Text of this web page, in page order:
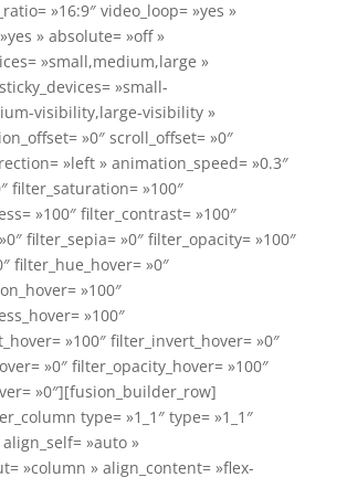
»16:9″ video_loop= »yes »
» absolute= »off »
»small,medium,large »
»small-
visibility,large-visibility »
»0″ scroll_offset= »0″
»left » animation_speed= »0.3″
filter_saturation= »100″
»100″ filter_contrast= »100″
filter_sepia= »0″ filter_opacity= »100″
filter_hue_hover= »0″
»100″
»100″
»100″ filter_invert_hover= »0″
»0″ filter_opacity_hover= »100″
»0″][fusion_builder_row]
type= »1_1″ type= »1_1″
align_self= »auto »
»column » align_content= »flex-